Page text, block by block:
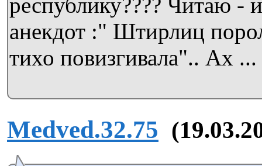
республику???? Читаю -
анекдот :" Штирлиц
тихо повизгивала".. Ах ...
Medved.32.75